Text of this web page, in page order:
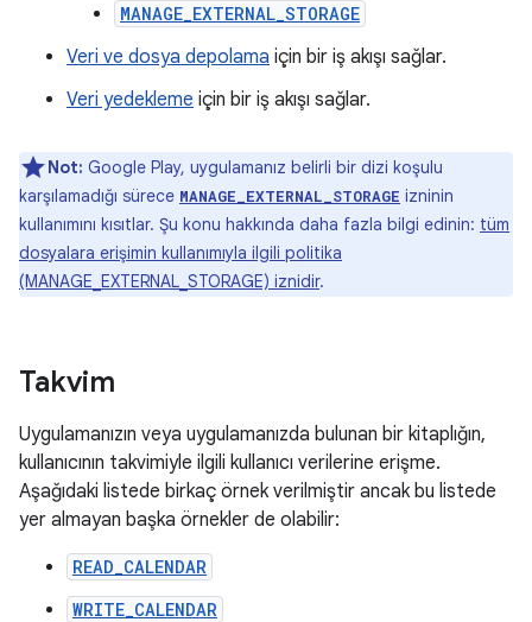
MANAGE_EXTERNAL_STORAGE
Veri ve dosya depolama için bir iş akışı sağlar.
Veri yedekleme için bir iş akışı sağlar.
Not: Google Play, uygulamanız belirli bir dizi koşulu
karşılamadığı sürece MANAGE_EXTERNAL_STORAGE izninin
kullanımını kısıtlar. Şu konu hakkında daha fazla bilgi edinin: tüm
dosyalara erişimin kullanımıyla ilgili politika
(MANAGE_EXTERNAL_STORAGE) iznidir.
Takvim
Uygulamanızın veya uygulamanızda bulunan bir kitaplığın,
kullanıcının takvimiyle ilgili kullanıcı verilerine erişme.
Aşağıdaki listede birkaç örnek verilmiştir ancak bu listede
yer almayan başka örnekler de olabilir:
READ_CALENDAR
WRITE_CALENDAR